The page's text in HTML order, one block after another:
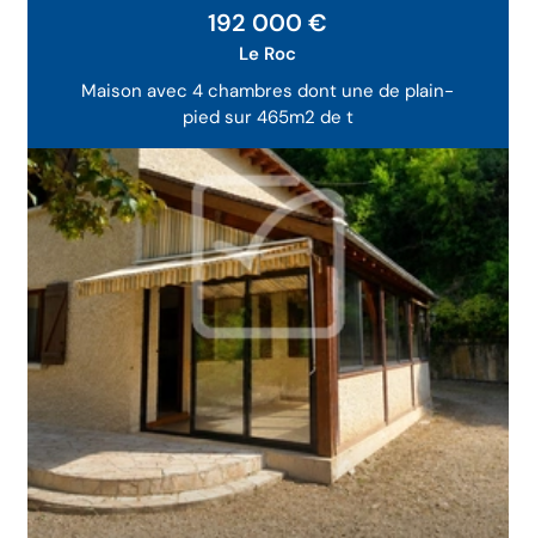
Maison avec 4 chambres dont une de plain-
pied sur 465m2 de t
192 000 €
Le Roc